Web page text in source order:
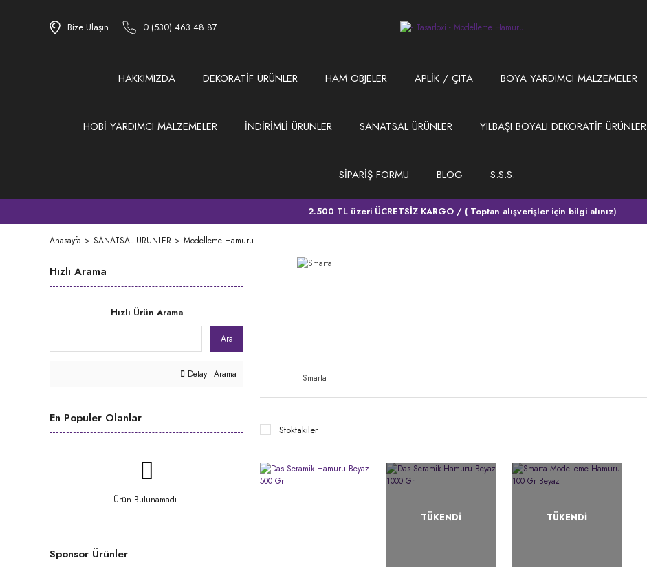
Bize Ulaşın 0 (530) 463 48 87
HAKKIMIZDA DEKORATİF ÜRÜNLER HAM OBJELER APLİK / ÇITA BOYA YARDIMCI MALZEMELER
HOBİ YARDIMCI MALZEMELER İNDİRİMLİ ÜRÜNLER SANATSAL ÜRÜNLER YILBAŞI BOYALI DEKORATİF ÜRÜNLER
SİPARİŞ FORMU BLOG S.S.S.
2.500 TL üzeri ÜCRETSİZ KARGO / ( Toptan alışverişler için bilgi alınız)
Anasayfa SANATSAL ÜRÜNLER Modelleme Hamuru
Hızlı Arama
Hızlı Ürün Arama
Ara
Detaylı Arama
En Populer Olanlar
Ürün Bulunamadı.
Sponsor Ürünler
Smarta
Stoktakiler
TÜKENDİ TÜKENDİ